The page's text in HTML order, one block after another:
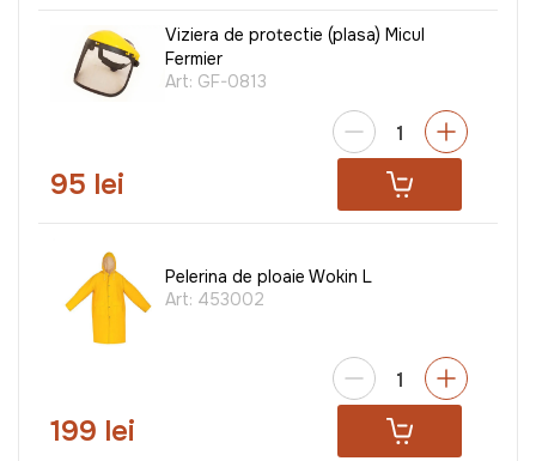
Viziera de protectie (plasa) Micul
Fermier
Art: GF-0813
95 lei
Pelerina de ploaie Wokin L
Art: 453002
199 lei